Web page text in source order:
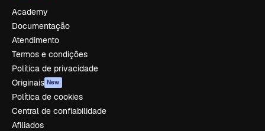
Academy
Documentação
Atendimento
Termos e condições
Política de privacidade
Originais New
Política de cookies
Central de confiabilidade
Afiliados